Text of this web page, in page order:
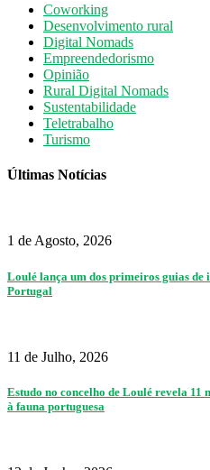
Coworking
Desenvolvimento rural
Digital Nomads
Empreendedorismo
Opinião
Rural Digital Nomads
Sustentabilidade
Teletrabalho
Turismo
Últimas Notícias
1 de Agosto, 2026
Loulé lança um dos primeiros guias
Portugal
11 de Julho, 2026
Estudo no concelho de Loulé revela 11
à fauna portuguesa